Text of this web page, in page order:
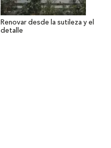
Renovar desde la sutileza y el
detalle